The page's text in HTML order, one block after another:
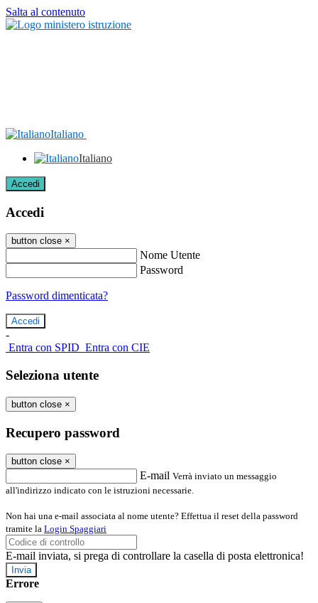
Salta al contenuto
Italiano
Italiano
Accedi
Accedi
button close ×
Nome Utente
Password
Password dimenticata?
-
Entra con SPID Entra con CIE
Seleziona utente
button close ×
Recupero password
button close ×
E-mail Verrà inviato un messaggio
all'indirizzo indicato con le istruzioni necessarie.
Non hai una e-mail associata al nome utente? Effettua il reset della password
tramite la Login Spaggiari
E-mail inviata, si prega di controllare la casella di posta elettronica!
Errore